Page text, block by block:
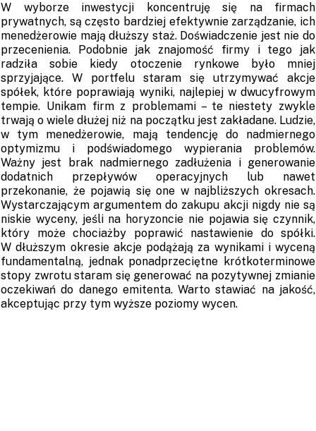
W wyborze inwestycji koncentruję się na firmach
prywatnych, są często bardziej efektywnie zarządzanie, ich
menedżerowie mają dłuższy staż. Doświadczenie jest nie do
przecenienia. Podobnie jak znajomość firmy i tego jak
radziła sobie kiedy otoczenie rynkowe było mniej
sprzyjające. W portfelu staram się utrzymywać akcje
spółek, które poprawiają wyniki, najlepiej w dwucyfrowym
tempie. Unikam firm z problemami – te niestety zwykle
trwają o wiele dłużej niż na początku jest zakładane. Ludzie,
w tym menedżerowie, mają tendencję do nadmiernego
optymizmu i podświadomego wypierania problemów.
Ważny jest brak nadmiernego zadłużenia i generowanie
dodatnich przepływów operacyjnych lub nawet
przekonanie, że pojawią się one w najbliższych okresach.
Wystarczającym argumentem do zakupu akcji nigdy nie są
niskie wyceny, jeśli na horyzoncie nie pojawia się czynnik,
który może chociażby poprawić nastawienie do spółki.
W dłuższym okresie akcje podążają za wynikami i wyceną
fundamentalną, jednak ponadprzeciętne krótkoterminowe
stopy zwrotu staram się generować na pozytywnej zmianie
oczekiwań do danego emitenta. Warto stawiać na jakość,
akceptując przy tym wyższe poziomy wycen.